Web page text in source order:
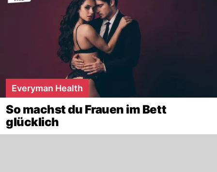
Everyman Health
So machst du Frauen im Bett
glücklich